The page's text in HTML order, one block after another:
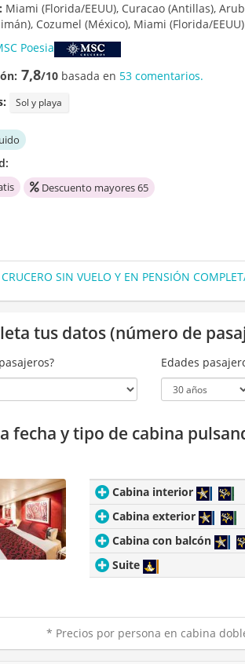
Miami (Florida/EEUU), Curacao (Antillas),
Cozumel (México), Miami (Florida/
Poesia
7,8/10 basada en 53 comentarios.
Sol y playa
Descuento mayores 65
SIN VUELO Y EN PENSIÓN
tus datos (número de
Edades
fecha y tipo de cabina
Cabina interior
Cabina exterior
Cabina con balcón
Suite
* Precios por persona en cabina